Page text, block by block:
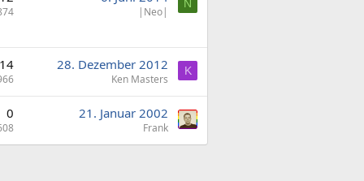
|Neo|
N
14 28. Dezember 2012
Ken Masters
K
0 21. Januar 2002
Frank